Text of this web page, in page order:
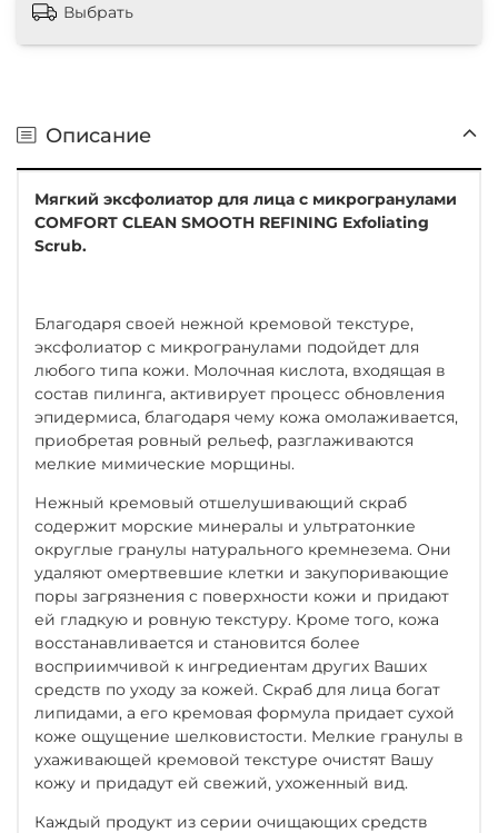
Выбрать
Описание
Мягкий эксфолиатор для лица с микрогранулами
COMFORT CLEAN SMOOTH REFINING Exfoliating
Scrub.
Благодаря своей нежной кремовой текстуре,
эксфолиатор с микрогранулами подойдет для
любого типа кожи. Молочная кислота, входящая в
состав пилинга, активирует процесс обновления
эпидермиса, благодаря чему кожа омолаживается,
приобретая ровный рельеф, разглаживаются
мелкие мимические морщины.
Нежный кремовый отшелушивающий скраб
содержит морские минералы и ультратонкие
округлые гранулы натурального кремнезема. Они
удаляют омертвевшие клетки и закупоривающие
поры загрязнения с поверхности кожи и придают
ей гладкую и ровную текстуру. Кроме того, кожа
восстанавливается и становится более
восприимчивой к ингредиентам других Ваших
средств по уходу за кожей. Скраб для лица богат
липидами, а его кремовая формула придает сухой
коже ощущение шелковистости. Мелкие гранулы в
ухаживающей кремовой текстуре очистят Вашу
кожу и придадут ей свежий, ухоженный вид.
Каждый продукт из серии очищающих средств